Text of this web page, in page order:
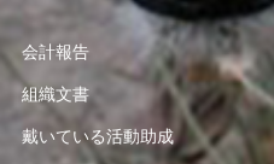
会計報告
組織文書
戴いている活動助成